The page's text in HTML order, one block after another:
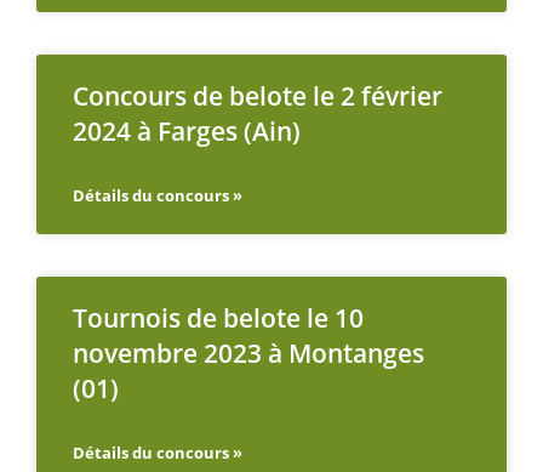
Concours de belote le 2 février
2024 à Farges (Ain)
Détails du concours »
Tournois de belote le 10
novembre 2023 à Montanges
(01)
Détails du concours »